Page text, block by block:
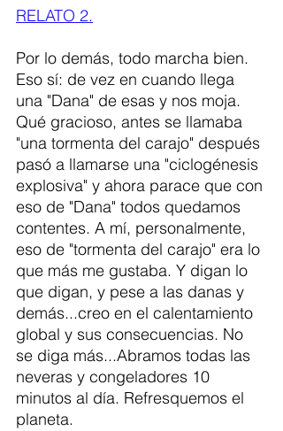
RELATO 2.
Por lo demás, todo marcha bien.
Eso sí: de vez en cuando llega
una "Dana" de esas y nos moja.
Qué gracioso, antes se llamaba
"una tormenta del carajo" después
pasó a llamarse una "ciclogénesis
explosiva" y ahora parace que con
eso de "Dana" todos quedamos
contentes. A mí, personalmente,
eso de "tormenta del carajo" era lo
que más me gustaba. Y digan lo
que digan, y pese a las danas y
demás...creo en el calentamiento
global y sus consecuencias. No
se diga más...Abramos todas las
neveras y congeladores 10
minutos al día. Refresquemos el
planeta.